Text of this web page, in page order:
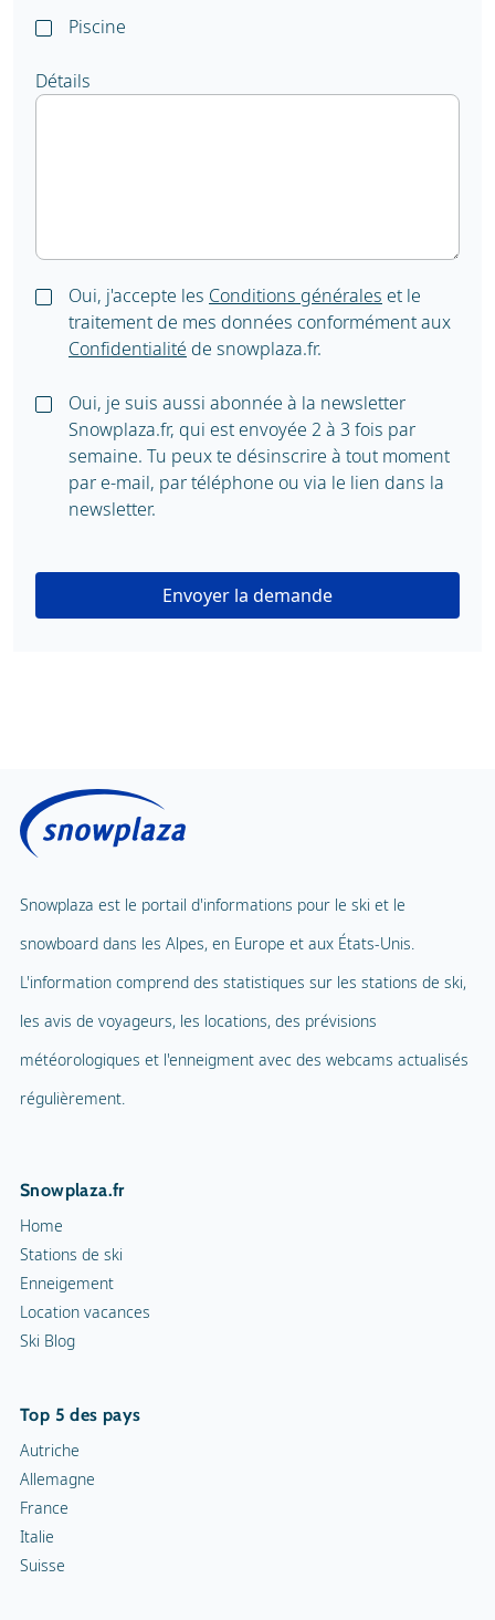
Piscine
Détails
Oui, j'accepte les Conditions générales et le
traitement de mes données conformément aux
Confidentialité de snowplaza.fr.
Oui, je suis aussi abonnée à la newsletter
Snowplaza.fr, qui est envoyée 2 à 3 fois par
semaine. Tu peux te désinscrire à tout moment
par e-mail, par téléphone ou via le lien dans la
newsletter.
Envoyer la demande
Snowplaza est le portail d'informations pour le ski et le
snowboard dans les Alpes, en Europe et aux États-Unis.
L'information comprend des statistiques sur les stations de ski,
les avis de voyageurs, les locations, des prévisions
météorologiques et l'enneigment avec des webcams actualisés
régulièrement.
Snowplaza.fr
Home
Stations de ski
Enneigement
Location vacances
Ski Blog
Top 5 des pays
Autriche
Allemagne
France
Italie
Suisse